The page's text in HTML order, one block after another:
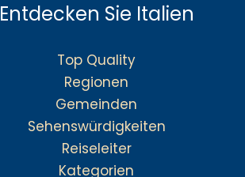
Entdecken Sie Italien
Top Quality
Regionen
Gemeinden
Sehenswürdigkeiten
Reiseleiter
Kategorien